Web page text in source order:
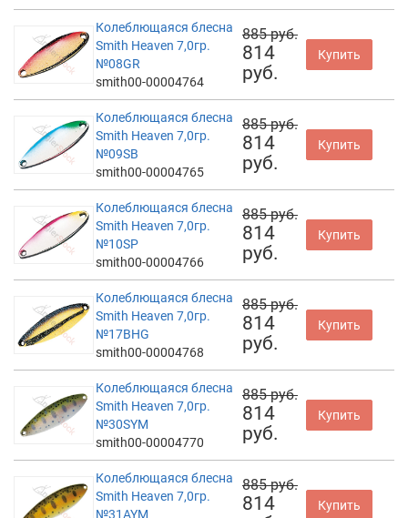
Колеблющаяся блесна
Smith Heaven 7,0гр.
№08GR
smith00-00004764
885 руб.
814
руб.
Купить
Колеблющаяся блесна
Smith Heaven 7,0гр.
№09SB
smith00-00004765
885 руб.
814
руб.
Купить
Колеблющаяся блесна
Smith Heaven 7,0гр.
№10SP
smith00-00004766
885 руб.
814
руб.
Купить
Колеблющаяся блесна
Smith Heaven 7,0гр.
№17BHG
smith00-00004768
885 руб.
814
руб.
Купить
Колеблющаяся блесна
Smith Heaven 7,0гр.
№30SYM
smith00-00004770
885 руб.
814
руб.
Купить
Колеблющаяся блесна
Smith Heaven 7,0гр.
№31AYM
885 руб.
814
Купить